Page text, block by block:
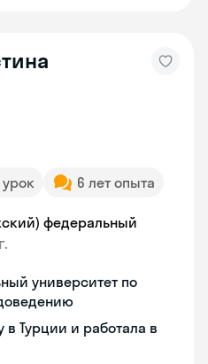
урок 6 лет опыта
федеральный
университет по
Турции и работала в